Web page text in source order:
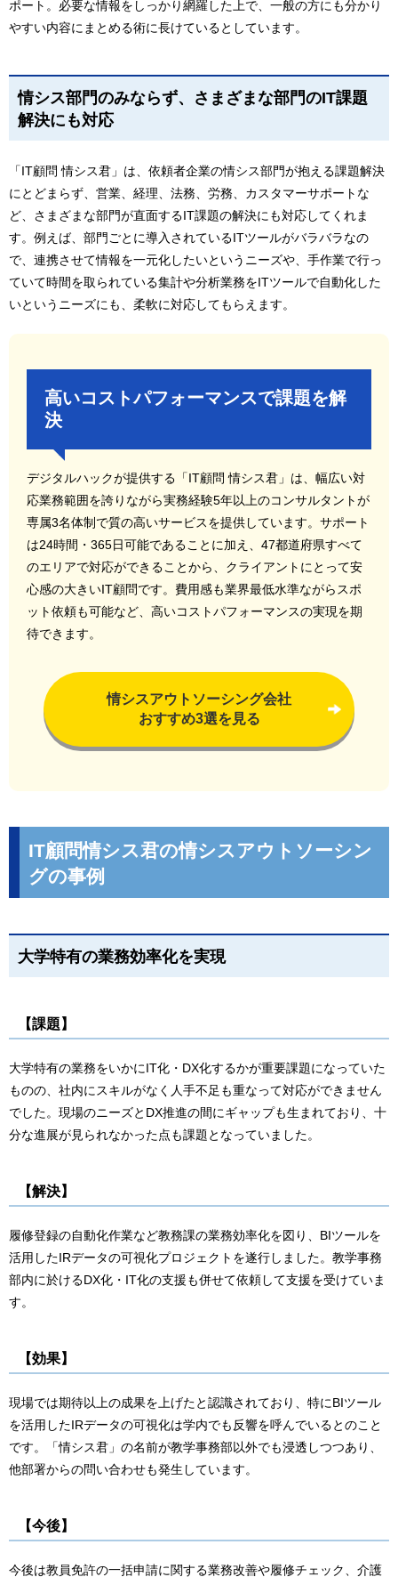
ポート。必要な情報をしっかり網羅した上で、一般の方にも分かり
やすい内容にまとめる術に長けているとしています。
情シス部門のみならず、さまざまな部門のIT課題
解決にも対応
「IT顧問 情シス君」は、依頼者企業の情シス部門が抱える課題解決
にとどまらず、営業、経理、法務、労務、カスタマーサポートな
ど、さまざまな部門が直面するIT課題の解決にも対応してくれま
す。例えば、部門ごとに導入されているITツールがバラバラなの
で、連携させて情報を一元化したいというニーズや、手作業で行っ
ていて時間を取られている集計や分析業務をITツールで自動化した
いというニーズにも、柔軟に対応してもらえます。
高いコストパフォーマンスで課題を解
決
デジタルハックが提供する「IT顧問 情シス君」は、幅広い対
応業務範囲を誇りながら実務経験5年以上のコンサルタントが
専属3名体制で質の高いサービスを提供しています。サポート
は24時間・365日可能であることに加え、47都道府県すべて
のエリアで対応ができることから、クライアントにとって安
心感の大きいIT顧問です。費用感も業界最低水準ながらスポ
ット依頼も可能など、高いコストパフォーマンスの実現を期
待できます。
情シスアウトソーシング会社
おすすめ3選を見る
IT顧問情シス君の情シスアウトソーシン
グの事例
大学特有の業務効率化を実現
【課題】
大学特有の業務をいかにIT化・DX化するかが重要課題になっていた
ものの、社内にスキルがなく人手不足も重なって対応ができません
でした。現場のニーズとDX推進の間にギャップも生まれており、十
分な進展が見られなかった点も課題となっていました。
【解決】
履修登録の自動化作業など教務課の業務効率化を図り、BIツールを
活用したIRデータの可視化プロジェクトを遂行しました。教学事務
部内に於けるDX化・IT化の支援も併せて依頼して支援を受けていま
す。
【効果】
現場では期待以上の成果を上げたと認識されており、特にBIツール
を活用したIRデータの可視化は学内でも反響を呼んでいるとのこと
です。「情シス君」の名前が教学事務部以外でも浸透しつつあり、
他部署からの問い合わせも発生しています。
【今後】
今後は教員免許の一括申請に関する業務改善や履修チェック、介護